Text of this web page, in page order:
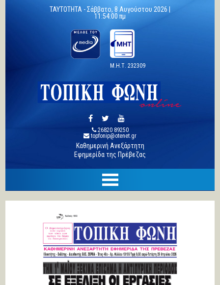
TAYTOTHTA -Σάββατο, 8 Αυγούστου 2026 |
11:54:01 πμ
Μ.Η.Τ. 232309
26820 89250
topfonip@otenet.gr
Καθημερινή Ανεξάρτητη
Εφημερίδα της Πρέβεζας